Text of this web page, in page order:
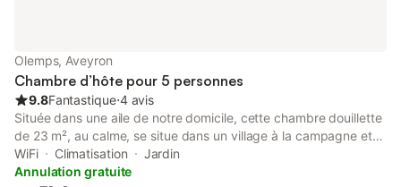
Olemps, Aveyron
Chambre d’hôte pour 5 personnes
9.8Fantastique⋅4 avis
Située dans une aile de notre domicile, cette chambre douillette
de 23 m², au calme, se situe dans un village à la campagne et
pourtant à 5 minutes du musée Soulages et de la cathédrale de
Rodez. Vous y trouverez une salle de bain avec wc privatifs, un
WiFi Climatisation
Jardin
Annulation gratuite